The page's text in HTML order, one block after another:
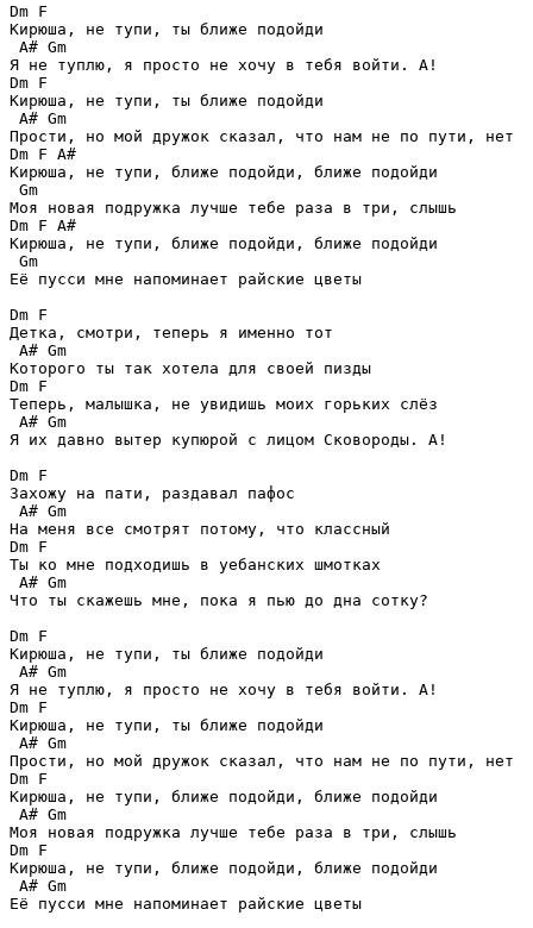
Dm F
Кирюша, не тупи, ты ближе подойди
A# Gm
Я не туплю, я просто не хочу в тебя войти. А!
Dm F
Кирюша, не тупи, ты ближе подойди
A# Gm
Прости, но мой дружок сказал, что нам не по пути, нет
Dm F A#
Кирюша, не тупи, ближе подойди, ближе подойди
Gm
Моя новая подружка лучше тебе раза в три, слышь
Dm F A#
Кирюша, не тупи, ближе подойди, ближе подойди
Gm
Её пусси мне напоминает райские цветы
Dm F
Детка, смотри, теперь я именно тот
A# Gm
Которого ты так хотела для своей пизды
Dm F
Теперь, малышка, не увидишь моих горьких слёз
A# Gm
Я их давно вытер купюрой с лицом Сковороды. А!
Dm F
Захожу на пати, раздавал пафос
A# Gm
На меня все смотрят потому, что классный
Dm F
Ты ко мне подходишь в уебанских шмотках
A# Gm
Что ты скажешь мне, пока я пью до дна сотку?
Dm F
Кирюша, не тупи, ты ближе подойди
A# Gm
Я не туплю, я просто не хочу в тебя войти. А!
Dm F
Кирюша, не тупи, ты ближе подойди
A# Gm
Прости, но мой дружок сказал, что нам не по пути, нет
Dm F
Кирюша, не тупи, ближе подойди, ближе подойди
A# Gm
Моя новая подружка лучше тебе раза в три, слышь
Dm F
Кирюша, не тупи, ближе подойди, ближе подойди
A# Gm
Её пусси мне напоминает райские цветы